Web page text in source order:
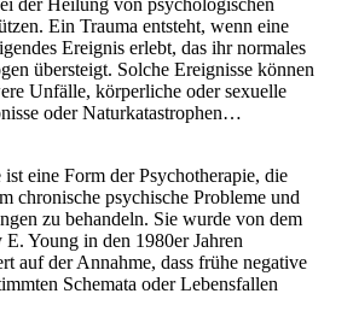
der Heilung von psychologischen
Ein Trauma entsteht, wenn eine
Ereignis erlebt, das ihr normales
übersteigt. Solche Ereignisse können
Unfälle, körperliche oder sexuelle
oder Naturkatastrophen…
eine Form der Psychotherapie, die
chronische psychische Probleme und
zu behandeln. Sie wurde von dem
Young in den 1980er Jahren
auf der Annahme, dass frühe negative
Schemata oder Lebensfallen